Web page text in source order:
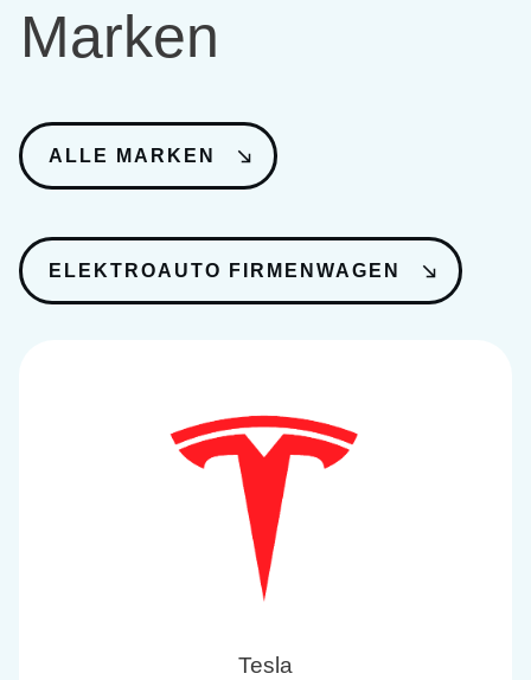
Marken
ALLE MARKEN
ELEKTROAUTO FIRMENWAGEN
Tesla